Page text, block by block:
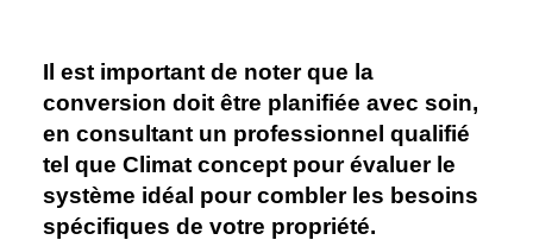
Il est important de noter que la
conversion doit être planifiée avec soin,
en consultant un professionnel qualifié
tel que Climat concept pour évaluer le
système idéal pour combler les besoins
spécifiques de votre propriété.